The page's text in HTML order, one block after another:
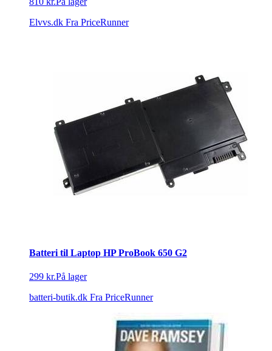
Elvvs.dk Fra PriceRunner
Batteri til Laptop HP ProBook 650 G2
299 kr.På lager
batteri-butik.dk Fra PriceRunner